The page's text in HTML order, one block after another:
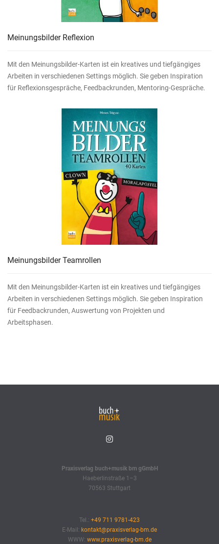
Meinungsbilder Reflexion
Mit den Meinungsbilder-Karten ist ein kreatives und tiefgängiges
Arbeiten in verschiedenen Settings möglich. Sie geben Inspiration
für Reflexionsgespräche, Feedbackrunden, Mentoring-Gespräche.
Meinungsbilder Teamrollen
Mit den Meinungsbilder-Karten ist ein kreatives und tiefgängiges
Arbeiten in verschiedenen Settings möglich. Sie geben Inspiration
für Feedbackrunden, Auswertung von Projekten und
Arbeitsphasen.
Praxisverlag buch+musik bm gGmbH
Haeberlinstraße 1–3
70563 Stuttgart
Tel.: +49 711 9781-423
E-Mail: kontakt@praxisverlag-bm.de
WWW: www.praxisverlag-bm.de